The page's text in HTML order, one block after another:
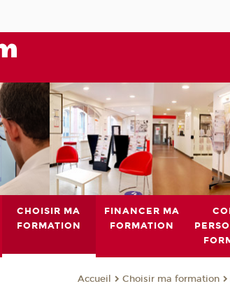
CHOISIR MA
FORMATION
FINANCER MA
FORMATION
Accueil Choisir ma formation